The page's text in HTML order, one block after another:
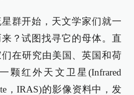
群开始，天文学家们就一
？试图找寻它的母体。直
在研究由美国、英国和荷
颗红外天文卫星(Infrared
，IRAS)的影像资料中，发